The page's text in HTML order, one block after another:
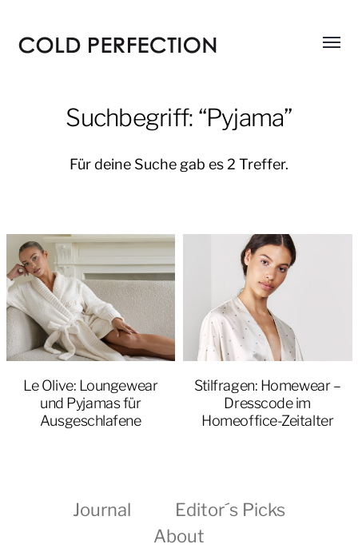
Menü
Suchbegriff: “Pyjama”
Für deine Suche gab es 2 Treffer.
Le Olive: Loungewear
und Pyjamas für
Ausgeschlafene
Stilfragen: Homewear –
Dresscode im
Homeoffice-Zeitalter
Journal
Editor´s Picks
About